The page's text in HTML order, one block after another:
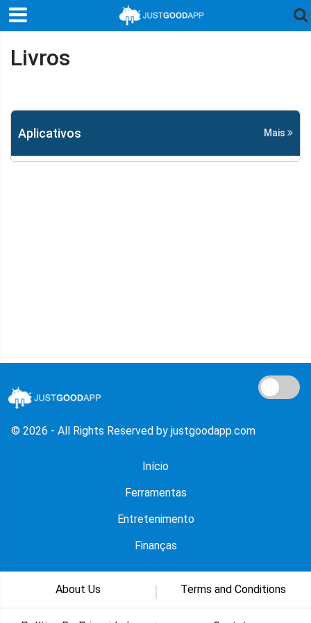
Livros
Aplicativos Mais
© 2026 - All Rights Reserved by justgoodapp.com
Início
Ferramentas
Entretenimento
Finanças
About Us Terms and Conditions